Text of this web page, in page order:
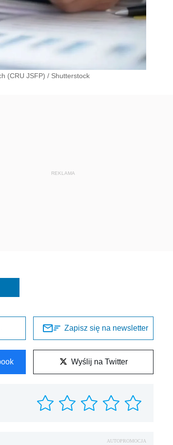
(CRU JSFP) / Shutterstock
Zapisz się na newsletter
Wyślij na Twitter
AUTOPROMOCJA